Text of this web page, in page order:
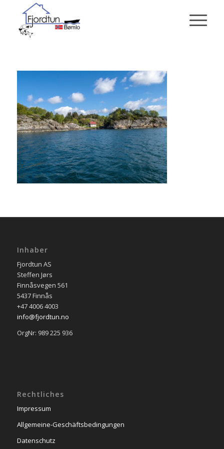
Inhaber
Fjordtun AS
Steffen Jørs
Finnåsvegen 561
5437 Finnås
+47 4006 4003
info@fjordtun.no
OrgNr: 989 225 936
Rechtliches
Impressum
Allgemeine-Geschäftsbedingungen
Datenschutz